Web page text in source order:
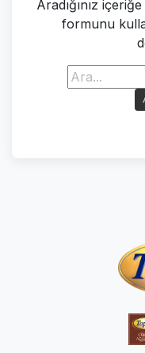
Aradığınız
formunu